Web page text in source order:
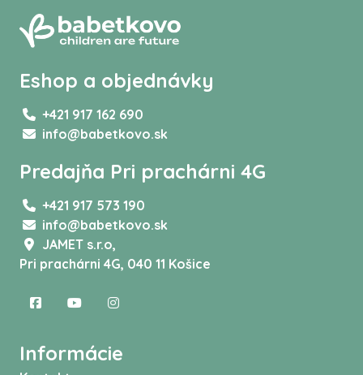
Eshop a objednávky
+421 917 162 690
info@babetkovo.sk
Predajňa Pri prachárni 4G
+421 917 573 190
info@babetkovo.sk
JAMET s.r.o,
Pri prachárni 4G, 040 11 Košice
Informácie